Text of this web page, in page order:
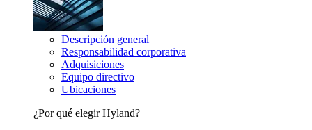
Descripción general
Responsabilidad corporativa
Adquisiciones
Equipo directivo
Ubicaciones
¿Por qué elegir Hyland?